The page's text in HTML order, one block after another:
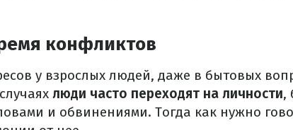
конфликтов
у взрослых людей, даже в бытовых
люди часто переходят на личности,
и обвинениями. Тогда как нужно